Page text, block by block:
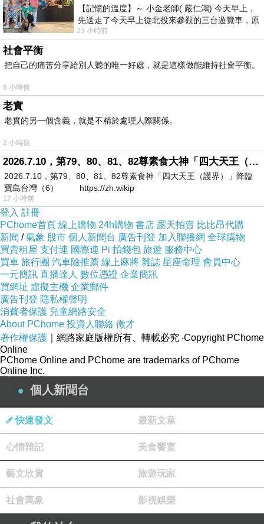
【記憶的溫度】～ 小金老師( 嚴仁鴻) 今天早上，
先送走了今天早上從北投來參觀的三台遊覽車，原
以為展場已經差不多要安靜下來，卻發
23 小時前
社會平衡
把自己的痛苦分享給別人聽的唯一好處，就是這樣做能維持社會平衡。
8 小時前
老實
老實的另一個含義，就是不精於處理人際關係。
2 小時前
2026.7.10，第79、80、81、82尊素食大神「四大天王（護界）」降臨寶島台灣（6）
2026.7.10，第79、80、81、82尊素食神「四大天王（護界）」降臨
寶島台灣（6） https://zh.wikip
17 小時前
登入 註冊
PChome首頁 線上購物 24h購物 書店 露天拍賣 比比昂代購
新聞 /氣象 股市 個人新聞台 廣告刊登 加入聯播網 全球購物
買賣租屋 支付連 國際連 Pi 拍錢包 旅遊 服務中心
買車 旅行團 汽車險推薦 線上麻將 雜誌 星座命理 會員中心
一元簡訊 直播達人 數位憑證 企業簡訊
買網址 虛擬主機 企業郵件
廣告刊登 隱私權聲明
消費者保護 兒童網路安全
About PChome 投資人聯絡 徵才
著作權保護 ｜網路家庭版權所有、轉載必究 ‧Copyright PChome
Online
PChome Online and PChome are trademarks of PChome
Online Inc.
個人新聞台
快速發文 最新文章
心情雜記 美食饗宴
藝文欣賞 旅遊玩家
社會萬象 影視娛樂